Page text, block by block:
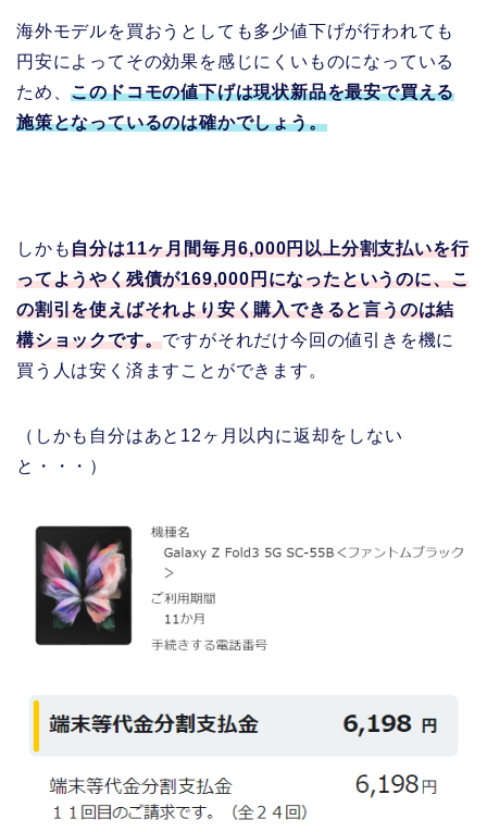
海外モデルを買おうとしても多少値下げが行われても
円安によってその効果を感じにくいものになっている
ため、このドコモの値下げは現状新品を最安で買える
施策となっているのは確かでしょう。
しかも自分は11ヶ月間毎月6,000円以上分割支払いを行
ってようやく残債が169,000円になったというのに、こ
の割引を使えばそれより安く購入できると言うのは結
構ショックです。ですがそれだけ今回の値引きを機に
買う人は安く済ますことができます。
（しかも自分はあと12ヶ月以内に返却をしない
と・・・）